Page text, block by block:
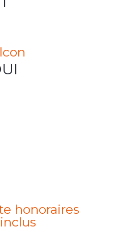
honoraires